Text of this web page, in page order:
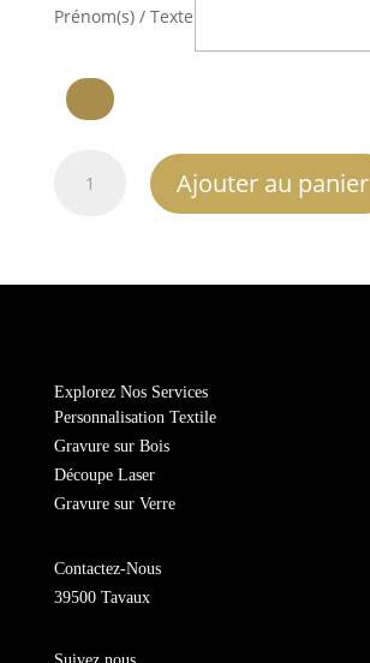
Prénom(s) / Texte
Ajouter au panier
Explorez Nos Services
Personnalisation Textile
Gravure sur Bois
Découpe Laser
Gravure sur Verre
Contactez-Nous
39500 Tavaux